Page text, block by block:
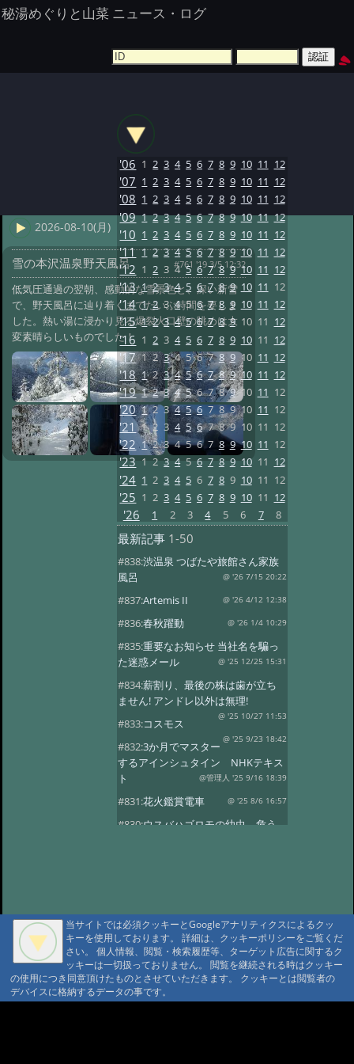
秘湯めぐりと山菜 ニュース・ログ
2026-08-10(月)
雪の本沢温泉野天風呂 #761 '19 3/5 12:32
低気圧通過の翌朝、感動的な雪景色と、深い新雪
で、野天風呂に辿り着くまでだいぶ時間を要しま
した。熱い湯に浸かり見る爆裂火口壁の眺めは大
変素晴らしいものでした！
'06 1 2 3 4 5 6 7 8 9 10 11 12
'07 1 2 3 4 5 6 7 8 9 10 11 12
'08 1 2 3 4 5 6 7 8 9 10 11 12
'09 1 2 3 4 5 6 7 8 9 10 11 12
'10 1 2 3 4 5 6 7 8 9 10 11 12
'11 1 2 3 4 5 6 7 8 9 10 11 12
'12 1 2 3 4 5 6 7 8 9 10 11 12
'13 1 2 3 4 5 6 7 8 9 10 11 12
'14 1 2 3 4 5 6 7 8 9 10 11 12
'15 1 2 3 4 5 6 7 8 9 10 11 12
'16 1 2 3 4 5 6 7 8 9 10 11 12
'17 1 2 3 4 5 6 7 8 9 10 11 12
'18 1 2 3 4 5 6 7 8 9 10 11 12
'19 1 2 3 4 5 6 7 8 9 10 11 12
'20 1 2 3 4 5 6 7 8 9 10 11 12
'21 1 2 3 4 5 6 7 8 9 10 11 12
'22 1 2 3 4 5 6 7 8 9 10 11 12
'23 1 2 3 4 5 6 7 8 9 10 11 12
'24 1 2 3 4 5 6 7 8 9 10 11 12
'25 1 2 3 4 5 6 7 8 9 10 11 12
'26 1 2 3 4 5 6 7 8
最新記事 1-50
#838:渋温泉 つばたや旅館さん家族
風呂
@ '26 7/15 20:22
#837:Artemis II @ '26 4/12 12:38
#836:春秋躍動 @ '26 1/4 10:29
#835:重要なお知らせ 当社名を騙っ
た迷惑メール
@ '25 12/25 15:31
#834:薪割り、最後の株は歯が立ち
ません! アンドレ以外は無理!
@ '25 10/27 11:53
#833:コスモス
@ '25 9/23 18:42
#832:3か月でマスター
するアインシュタイン NHKテキス
ト
@管理人 '25 9/16 18:39
#831:花火鑑賞電車 @ '25 8/6 16:57
#830:ウスバハゴロモの幼虫、危う
#827:渋谷富ヶ谷でネマガリダケ
@ '25 6/22 14:18
#826: 使用電力量最少
記録達成!
@ '25 6/20 20:13
#825:停電 地域1580戸 @ '25 5/7 13:28
当サイトでは必須クッキーとGoogleアナリティクスによるクッ
キーを使用しております。 詳細は、クッキーポリシーをご覧くだ
さい。 個人情報、閲覧・検索履歴等、ターゲット広告に関するク
ッキーは一切扱っておりません。 閲覧を継続される時はクッキー
の使用につき同意頂けたものとさせていただきます。 クッキーとは閲覧者の
デバイスに格納するデータの事です。